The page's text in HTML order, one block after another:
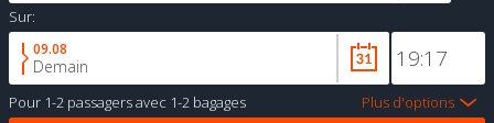
Sur:
09.08
Demain
Pour 1-2 passagersavec 1-2 bagages Plus d'options